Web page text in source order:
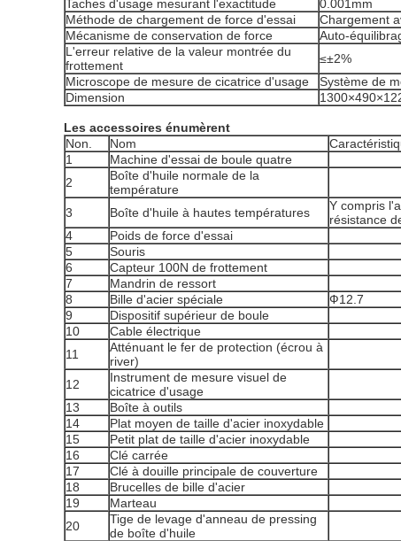
Taches d'usage mesurant l'exactitude
0.001mm
Méthode de chargement de force d'essai
Chargement
Mécanisme de conservation de force
Auto-
L'erreur relative de la valeur montrée du
frottement
≤±2%
Microscope de mesure de cicatrice d'usage
Système de
Dimension
Les accessoires énumèrent
Non.
Nom
1
Machine d'essai de boule quatre
2
Boîte d'huile normale de la
température
3 Boîte d'huile à hautes températures
Y compris
résistance
4
Poids de force d'essai
5
Souris
6
Capteur 100N de frottement
7
Mandrin de ressort
8
Bille d'acier spéciale Ф12.7
9
Dispositif supérieur de boule
10
Cable électrique
11
Atténuant le fer de protection (écrou à
river)
12
Instrument de mesure visuel de
cicatrice d'usage
13
Boîte à outils
14
Plat moyen de taille d'acier inoxydable
15
Petit plat de taille d'acier inoxydable
16
Clé carrée
17
Clé à douille principale de couverture
18
Brucelles de bille d'acier
19
Marteau
20
Tige de levage d'anneau de pressing
de boîte d'huile